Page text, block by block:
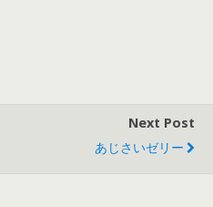
Next Post
あじさいゼリー